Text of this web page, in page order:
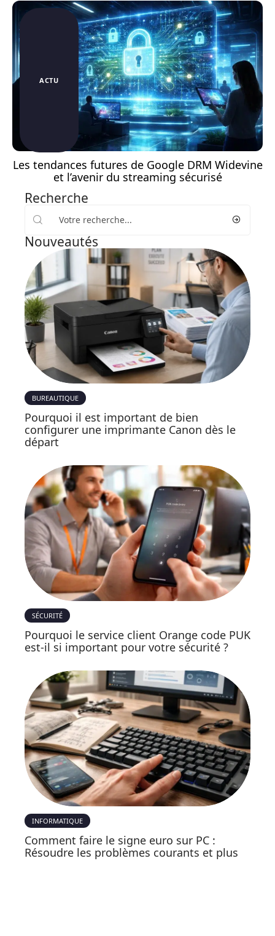
ACTU
Les tendances futures de Google DRM Widevine
et l’avenir du streaming sécurisé
Recherche
Nouveautés
BUREAUTIQUE
Pourquoi il est important de bien
configurer une imprimante Canon dès le
départ
SÉCURITÉ
Pourquoi le service client Orange code PUK
est-il si important pour votre sécurité ?
INFORMATIQUE
Comment faire le signe euro sur PC :
Résoudre les problèmes courants et plus